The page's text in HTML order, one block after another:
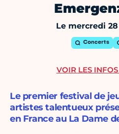
Le mercredi
Concerts
Le premier festival de
artistes talentueux
en France au La Dame
VOIR LES